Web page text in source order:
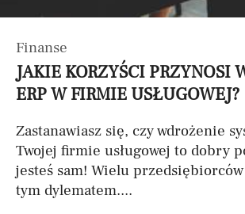
Finanse
JAKIE KORZYŚCI PRZYNOSI
ERP W FIRMIE USŁUGOWEJ?
Zastanawiasz się, czy wdrożenie
Twojej firmie usługowej to dobry
jesteś sam! Wielu
tym dylematem....